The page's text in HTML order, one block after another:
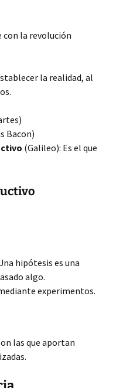
con la revolución
la realidad, al
Bacon)
(Galileo): Es el que
hipótesis es una
algo.
experimentos.
las que aportan